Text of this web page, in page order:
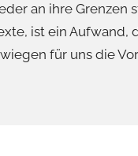
an ihre Grenzen
ist ein
für uns die